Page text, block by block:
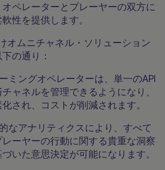
ペレーターとプレーヤーの双方に
性を提供します。
オムニチャネル・ソリューション
の通り：
ミングオペレーターは、単一のAPI
ャネルを管理できるようになり、
され、コストが削減されます。
なアナリティクスにより、すべて
ーヤーの行動に関する貴重な洞察
いた意思決定が可能になります。